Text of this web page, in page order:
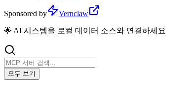
Sponsored by Vernclaw
🌟 AI 시스템을 로컬 데이터 소스와 연결하세요
모두 보기